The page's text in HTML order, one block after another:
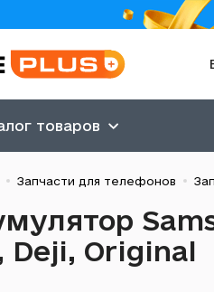
Запчасти для телефонов
Deji, Original
товаров